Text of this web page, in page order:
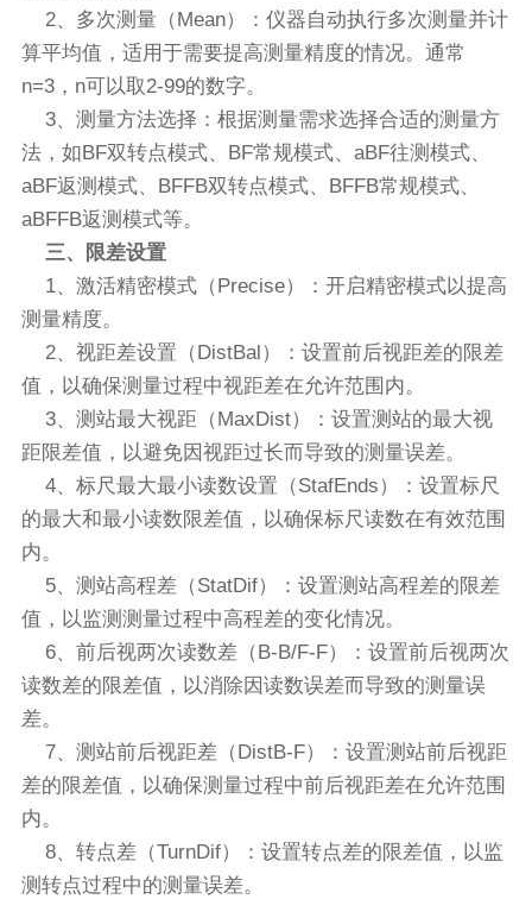
2、多次测量（Mean）：仪器自动执行多次测量并计
算平均值，适用于需要提高测量精度的情况。通常
n=3，n可以取2-99的数字。
3、测量方法选择：根据测量需求选择合适的测量方
法，如BF双转点模式、BF常规模式、aBF往测模式、
aBF返测模式、BFFB双转点模式、BFFB常规模式、
aBFFB返测模式等。
三、限差设置
1、激活精密模式（Precise）：开启精密模式以提高
测量精度。
2、视距差设置（DistBal）：设置前后视距差的限差
值，以确保测量过程中视距差在允许范围内。
3、测站最大视距（MaxDist）：设置测站的最大视
距限差值，以避免因视距过长而导致的测量误差。
4、标尺最大最小读数设置（StafEnds）：设置标尺
的最大和最小读数限差值，以确保标尺读数在有效范围
内。
5、测站高程差（StatDif）：设置测站高程差的限差
值，以监测测量过程中高程差的变化情况。
6、前后视两次读数差（B-B/F-F）：设置前后视两次
读数差的限差值，以消除因读数误差而导致的测量误
差。
7、测站前后视距差（DistB-F）：设置测站前后视距
差的限差值，以确保测量过程中前后视距差在允许范围
内。
8、转点差（TurnDif）：设置转点差的限差值，以监
测转点过程中的测量误差。